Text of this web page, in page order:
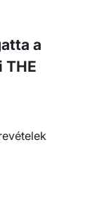
a
THE